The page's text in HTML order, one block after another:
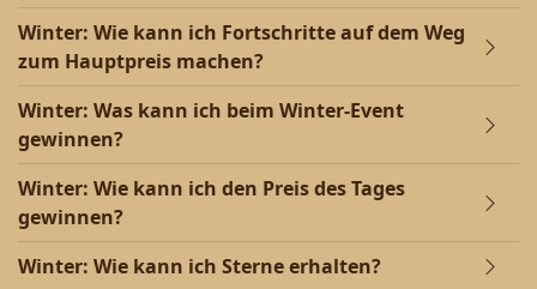
Winter: Wie kann ich Fortschritte auf dem Weg
zum Hauptpreis machen?
Winter: Was kann ich beim Winter-Event
gewinnen?
Winter: Wie kann ich den Preis des Tages
gewinnen?
Winter: Wie kann ich Sterne erhalten?